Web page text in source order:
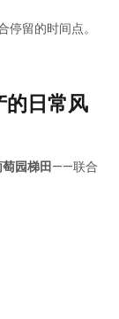
留的时间点。
的日常风
园梯田——联合